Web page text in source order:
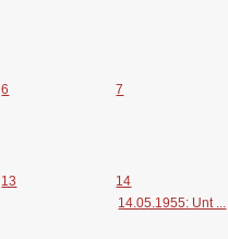
6 7
13
14
14.05.1955: Unt ...